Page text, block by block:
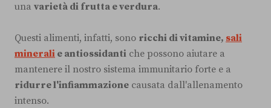
una varietà di frutta e verdura.
Questi alimenti, infatti, sono ricchi di vitamine, sali
minerali e antiossidanti che possono aiutare a
mantenere il nostro sistema immunitario forte e a
ridurre l'infiammazione causata dall'allenamento
intenso.